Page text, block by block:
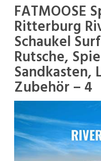
FATMOOSE
Ritterburg
Schaukel
Rutsche,
Sandkasten,
Zubehör – 4